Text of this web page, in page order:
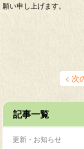
願い申し上げます。
< 次
記事一覧
更新・お知らせ